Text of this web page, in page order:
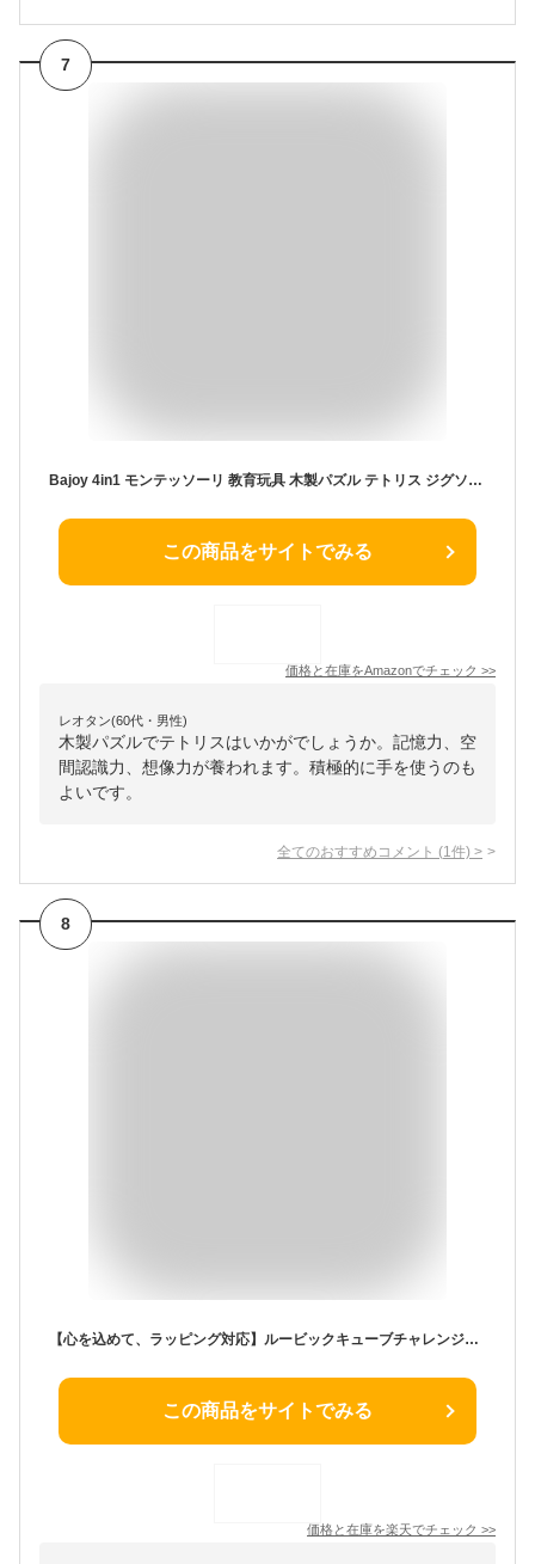
7
Bajoy 4in1 モンテッソーリ 教育玩具 木製パズル テトリス ジグソーパズル 積み木 3D立体パズル 脳トレ 記憶力トレ 空間認識 創造力3 4 5 6歳 知育玩具 小学生 女の子 男の子 クリスマス 誕生日プレゼントギフト 日本語説明書付いて初心者向け 収納袋付き 40PCS大容量
この商品をサイトでみる
価格と在庫をAmazonでチェック >>
レオタン(60代・男性)
木製パズルでテトリスはいかがでしょうか。記憶力、空
間認識力、想像力が養われます。積極的に手を使うのも
よいです。
全てのおすすめコメント (1 件) >
8
【心を込めて、ラッピング対応】ルービックキューブチャレンジアップセット メガハウス 公式 おもちゃ お誕生日 クリスマスプレゼント
この商品をサイトでみる
価格と在庫を楽天でチェック >>